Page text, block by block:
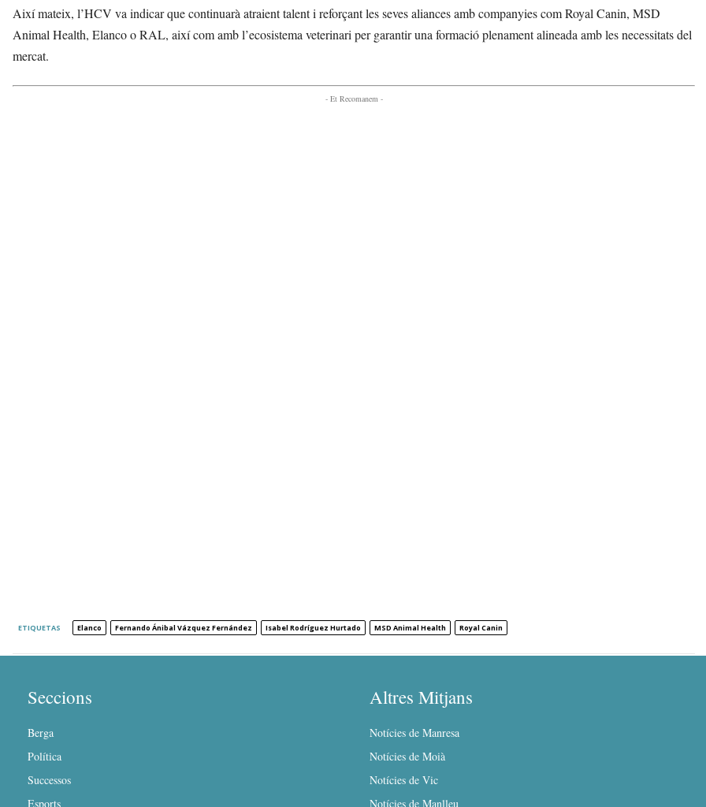
Així mateix, l’HCV va indicar que continuarà atraient talent i reforçant les seves aliances amb companyies com Royal Canin, MSD
Animal Health, Elanco o RAL, així com amb l’ecosistema veterinari per garantir una formació plenament alineada amb les necessitats del
mercat.
- Et Recomanem -
ETIQUETAS Elanco Fernando Ánibal Vázquez Fernández Isabel Rodríguez Hurtado MSD Animal Health Royal Canin
Seccions
Berga
Política
Successos
Esports
Altres Mitjans
Notícies de Manresa
Notícies de Moià
Notícies de Vic
Notícies de Manlleu